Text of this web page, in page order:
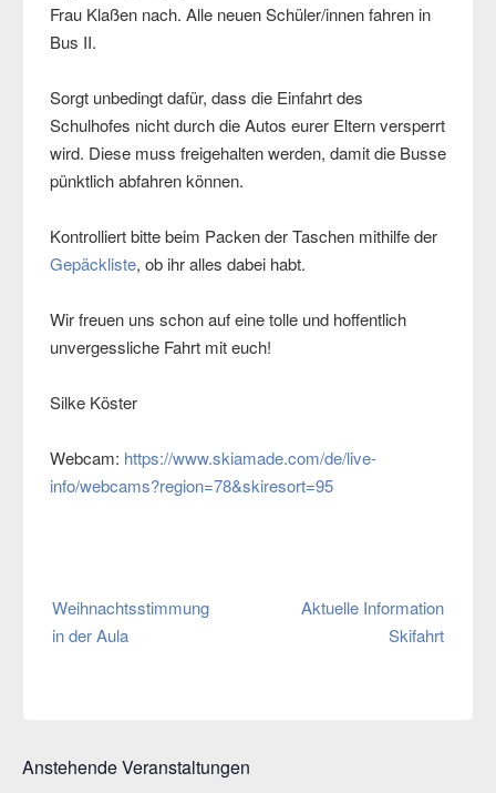
Frau Klaßen nach. Alle neuen Schüler/innen fahren in
Bus II.
Sorgt unbedingt dafür, dass die Einfahrt des
Schulhofes nicht durch die Autos eurer Eltern versperrt
wird. Diese muss freigehalten werden, damit die Busse
pünktlich abfahren können.
Kontrolliert bitte beim Packen der Taschen mithilfe der
Gepäckliste, ob ihr alles dabei habt.
Wir freuen uns schon auf eine tolle und hoffentlich
unvergessliche Fahrt mit euch!
Silke Köster
Webcam: https://www.skiamade.com/de/live-
info/webcams?region=78&skiresort=95
Beitragsnavigation
Weihnachtsstimmung
in der Aula
Aktuelle Information
Skifahrt
Anstehende Veranstaltungen